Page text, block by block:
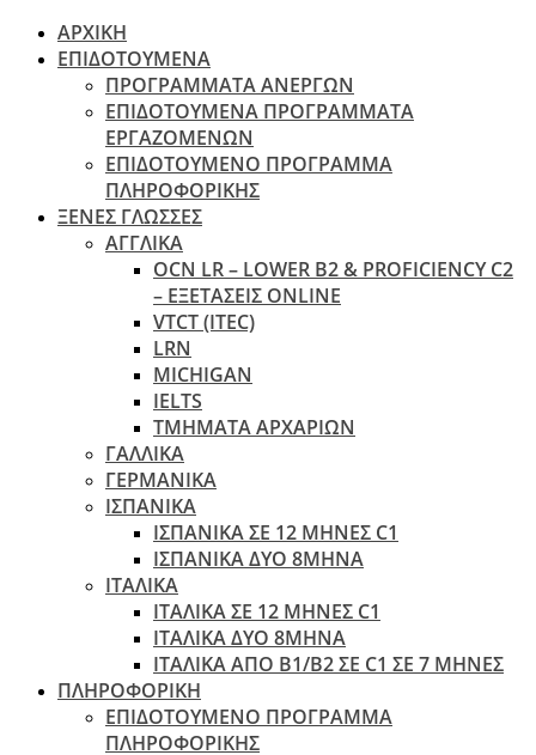
ΑΡΧΙΚΗ
ΕΠΙΔΟΤΟΥΜΕΝΑ
ΠΡΟΓΡΑΜΜΑΤΑ ΑΝΕΡΓΩΝ
ΕΠΙΔΟΤΟΥΜΕΝΑ ΠΡΟΓΡΑΜΜΑΤΑ
ΕΡΓΑΖΟΜΕΝΩΝ
ΕΠΙΔΟΤΟΥΜΕΝΟ ΠΡΟΓΡΑΜΜΑ
ΠΛΗΡΟΦΟΡΙΚΗΣ
ΞΕΝΕΣ ΓΛΩΣΣΕΣ
ΑΓΓΛΙΚΑ
OCN LR – LOWER B2 & PROFICIENCY C2
– ΕΞΕΤΆΣΕΙΣ ONLINE
VTCT (ITEC)
LRN
MICHIGAN
IELTS
ΤΜΗΜΑΤΑ ΑΡΧΑΡΙΩΝ
ΓΑΛΛΙΚΑ
ΓΕΡΜΑΝΙΚΑ
ΙΣΠΑΝΙΚΑ
ΙΣΠΑΝΙΚΑ ΣΕ 12 ΜΗΝΕΣ C1
ΙΣΠΑΝΙΚΑ ΔΥΟ 8ΜΗΝΑ
ΙΤΑΛΙΚΑ
ΙΤΑΛΙΚΑ ΣΕ 12 ΜΗΝΕΣ C1
ΙΤΑΛΙΚΑ ΔΥΟ 8ΜΗΝΑ
ΙΤΑΛΙΚΑ ΑΠΌ B1/B2 ΣΕ C1 ΣΕ 7 ΜΉΝΕΣ
ΠΛΗΡΟΦΟΡΙΚΗ
ΕΠΙΔΟΤΟΥΜΕΝΟ ΠΡΟΓΡΑΜΜΑ
ΠΛΗΡΟΦΟΡΙΚΗΣ